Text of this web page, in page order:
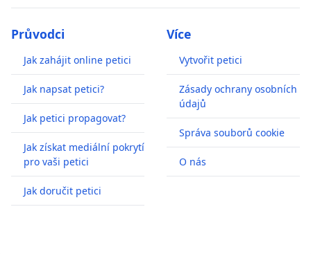
Průvodci
Jak zahájit online petici
Jak napsat petici?
Jak petici propagovat?
Jak získat mediální pokrytí
pro vaši petici
Jak doručit petici
Více
Vytvořit petici
Zásady ochrany osobních
údajů
Správa souborů cookie
O nás